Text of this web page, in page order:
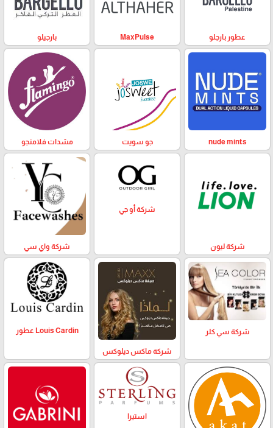
عطور بارجلو MaxPulse بارجيلو
nude mints جو سويت مشدات فلامنجو
شركة ليون
شركة أو جي
شركة واي سي
شركة سي كلر
شركة ماكس ديلوكس
Louis Cardin عطور
استيرا